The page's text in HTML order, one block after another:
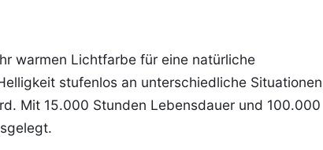
warmen Lichtfarbe für eine natürliche
stufenlos an unterschiedliche Situationen
Mit 15.000 Stunden Lebensdauer und 100.000